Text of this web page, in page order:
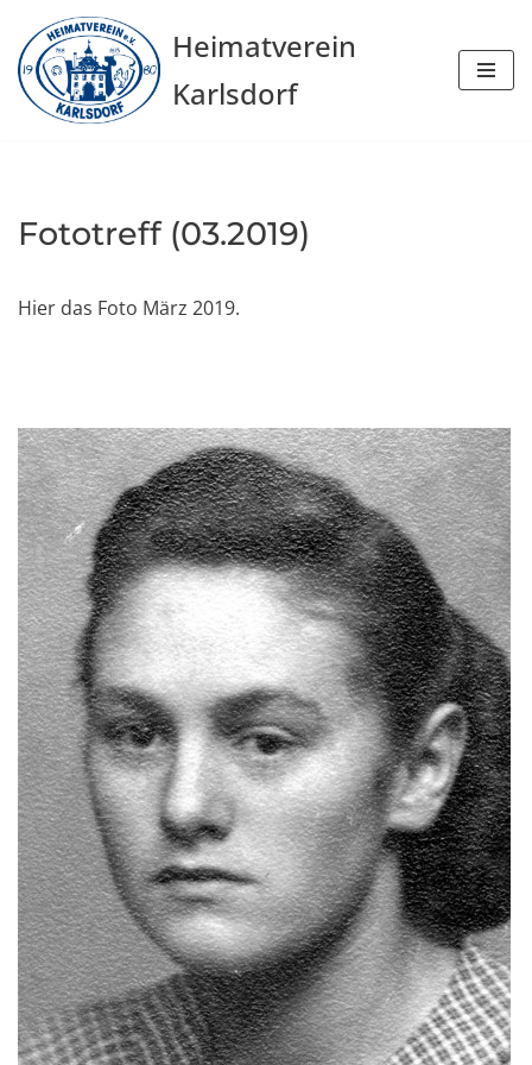
Zum
Inhalt
springen
Heimatverein
Karlsdorf
Fototreff (03.2019)
Hier das Foto März 2019.